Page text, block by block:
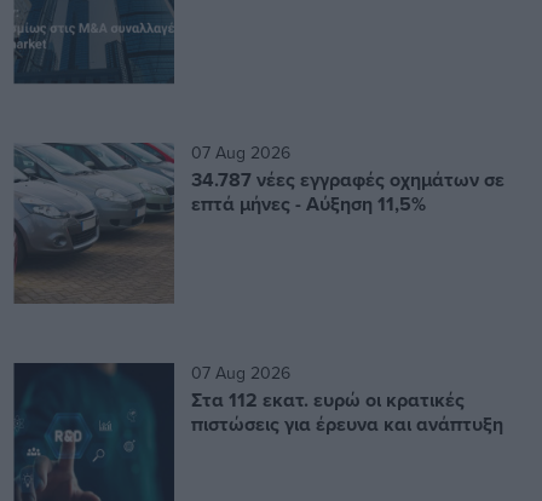
07 Aug 2026
34.787 νέες εγγραφές οχημάτων σε
επτά μήνες - Αύξηση 11,5%
07 Aug 2026
Στα 112 εκατ. ευρώ οι κρατικές
πιστώσεις για έρευνα και ανάπτυξη